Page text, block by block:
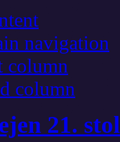
navigation
column
column
21.